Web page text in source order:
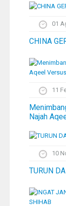
Galeri
Ustadz
Kontak
01
CHINA
11
Najah
10
TURUN